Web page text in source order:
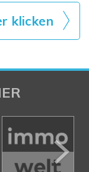
klicken